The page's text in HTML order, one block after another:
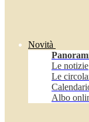
Novità
Le notizie
Le
Albo